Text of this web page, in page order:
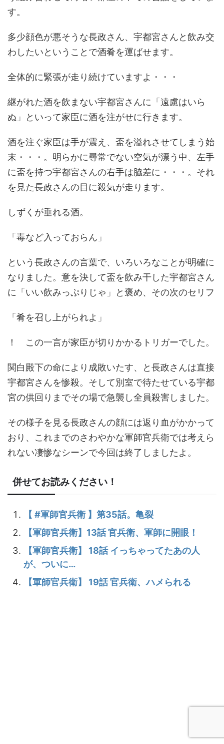
す。
多少顔色が悪そうな長政さん、宇都宮さんと飲み交
わしたいということで酒肴を運ばせます。
全体的に緊張が走り続けていますよ・・・
継がれた酒を飲まない宇都宮さんに「遠慮はいら
ぬ」といって家臣に酒を注がせに行きます。
酒を注ぐ家臣は手が震え、盃を溢れさせてしまう始
末・・・。明らかに尋常でない空気が漂う中、左手
に盃を持つ宇都宮さんの右手は脇差に・・・。それ
を見た長政さんの目に殺気が走ります。
しずくが垂れる酒。
「毒など入っておらん」
という長政さんの言葉で、いろいろなことが明確に
なりました。意を決して盃を飲み干した宇都宮さん
に「いい飲みっぷりじゃ」と褒め、その次のセリフ
「肴を召し上がられよ」
！ この一言が家臣が切りかかるトリガーでした。
関白殿下の命により成敗いたす、と長政さんは直接
宇都宮さんを惨殺。そして別室で待たせている宇都
宮の供回りまでその場で急襲し全員殺害しました。
その様子を見る長政さんの顔には返り血がかかって
おり、これまでのさわやかな軍師官兵衛では考えら
れない凄惨なシーンで今回は終了しましたよ。
併せてお読みください！
【 #軍師官兵衛 】第35話。亀裂
【軍師官兵衛】13話 官兵衛、軍師に開眼！
【軍師官兵衛】 18話 イっちゃってたあの人
が、ついに…
【軍師官兵衛】 19話 官兵衛、ハメられる